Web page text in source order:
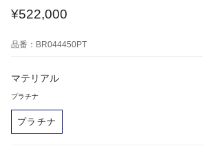
¥522,000
品番： BR044450PT
マテリアル
プラチナ
プラチナ